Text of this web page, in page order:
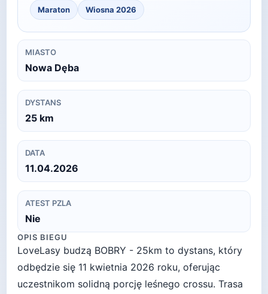
Maraton Wiosna 2026
MIASTO
Nowa Dęba
DYSTANS
25 km
DATA
11.04.2026
ATEST PZLA
Nie
OPIS BIEGU
LoveLasy budzą BOBRY - 25km to dystans, który
odbędzie się 11 kwietnia 2026 roku, oferując
uczestnikom solidną porcję leśnego crossu. Trasa